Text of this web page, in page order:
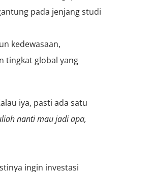
pada jenjang studi
kedewasaan,
tingkat global yang
iya, pasti ada satu
nanti mau jadi apa,
ingin investasi